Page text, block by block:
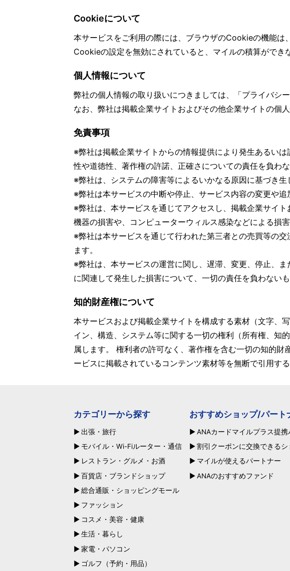
Cookieについて
本サービスをご利用の際には、ブラウザのCookieの機能は
Cookieの設定を無効にされていると、マイルの積算ができ
個人情報について
弊社の個人情報の取り扱いにつきましては、「プライバシ
なお、弊社は掲載企業サイトおよびその他企業サイトの個
免責事項
※弊社は掲載企業サイトからの情報提供により発生あるい
性や道徳性、著作権の許諾、正確さについての責任を負わな
※弊社は、システムの障害等によるいかなる原因に基づき
※弊社は本サービスの中断や停止、サービス内容の変更や
※弊社は、本サービスを通じてアクセスし、掲載企業サイ
機器の損害や、コンピューターウィルス感染などによる損
※弊社は本サービスを通じて行われた第三者との売買等の
ます。
※弊社は、本サービスの運営に関し、遅滞、変更、停止、
に関連して発生した損害について、一切の責任を負わないも
知的財産権について
本サービスおよび掲載企業サイトを構成する素材（文字、
イン、構造、システム等に関する一切の権利（所有権、知
属します。 権利者の許可なく、著作権を含む一切の知的
ービスに掲載されているコンテンツ素材等を無断で引用す
カテゴリーから探す
出張・旅行
モバイル・Wi-Fiルーター・通信
レストラン・グルメ・お酒
百貨店・ブランドショップ
総合通販・ショッピングモール
ファッション
コスメ・美容・健康
生活・暮らし
家電・パソコン
ゴルフ（予約・用品）
おすすめショップ/パート
ANAカードマイルプラス提携
割引クーポンに交換できるシ
マイルが使えるパートナー
ANAのおすすめファンド